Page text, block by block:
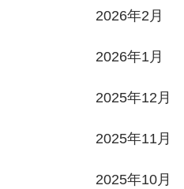
2026年2月
2026年1月
2025年12月
2025年11月
2025年10月